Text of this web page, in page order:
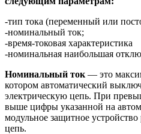
-тип тока (переменный или
-номинальный ток;
-время-токовая характеристика
-номинальная наибольшая
Номинальный ток — это
котором автоматический
электрическую цепь. При
выше цифры указанной на
модульное защитное
цепь.